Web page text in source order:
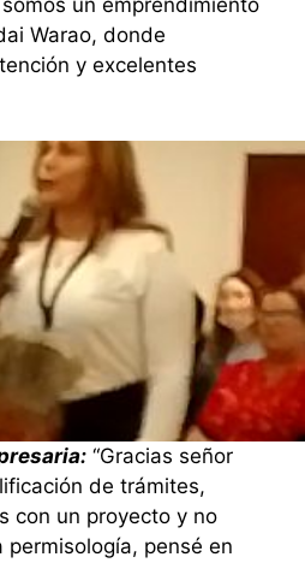
Warao, donde
y excelentes
“Gracias señor
de trámites,
con un proyecto y no
pensé en